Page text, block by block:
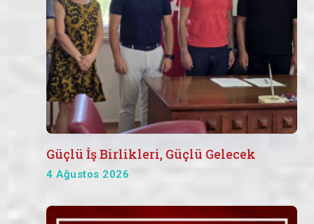
Güçlü İş Birlikleri, Güçlü Gelecek
4 Ağustos 2026